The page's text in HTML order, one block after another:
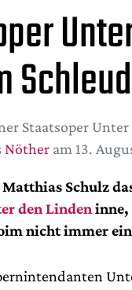
Staatsoper
Nötheram 13.
Matthias Schulz
den Lindeninne,
nicht immer